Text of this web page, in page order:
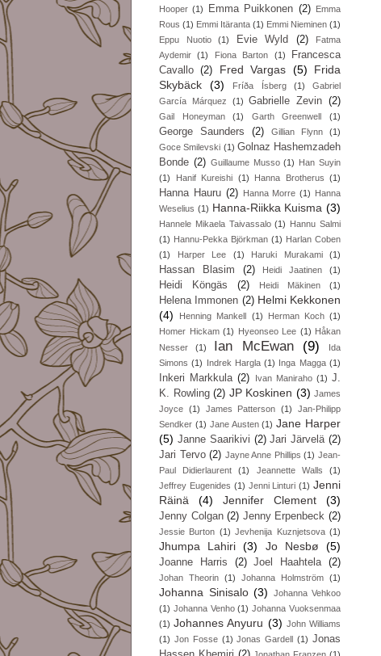
Hooper (1) Emma Puikkonen (2)
Emma
Rous (1) Emmi Itäranta (1) Emmi Nieminen (1)
Eppu Nuotio
(1) Evie Wyld (2)
Fatma
Aydemir
(1) Fiona Barton (1)
Francesca
Cavallo
(2) Fred Vargas (5)
Frida
Skybäck
(3) Fríða Ísberg (1)
Gabriel
García Márquez
(1) Gabrielle Zevin (2)
Gail Honeyman (1) Garth Greenwell (1)
George Saunders (2) Gillian Flynn
(1)
Goce Smilevski (1) Golnaz Hashemzadeh
Bonde (2) Guillaume Musso (1) Han Suyin
(1)
Hanif Kureishi (1) Hanna Brotherus (1)
Hanna Hauru (2) Hanna Morre (1) Hanna
Weselius (1) Hanna-Riikka Kuisma (3)
Hannele Mikaela Taivassalo (1) Hannu Salmi
(1) Hannu-Pekka Björkman (1) Harlan Coben
(1)
Harper Lee (1) Haruki Murakami (1)
Hassan Blasim (2) Heidi Jaatinen (1)
Heidi Köngäs (2) Heidi Mäkinen (1)
Helena Immonen (2) Helmi Kekkonen
(4)
Henning Mankell (1) Herman Koch (1)
Homer Hickam (1) Hyeonseo Lee (1) Håkan
Nesser
(1) Ian McEwan (9)
Ida
Simons (1) Indrek Hargla (1) Inga Magga (1)
Inkeri Markkula (2) Ivan Maniraho (1) J.
K. Rowling (2) JP Koskinen (3) James
Joyce (1) James Patterson (1)
Jan-Philipp
Sendker (1) Jane Austen (1) Jane Harper
(5) Janne Saarikivi (2) Jari Järvelä (2)
Jari Tervo (2) Jayne Anne Phillips (1) Jean-
Paul Didierlaurent
(1) Jeannette Walls
(1)
Jeffrey Eugenides (1) Jenni Linturi (1) Jenni
Räinä
(4) Jennifer Clement (3)
Jenny Colgan (2) Jenny Erpenbeck (2)
Jessie Burton (1) Jevhenija Kuznjetsova (1)
Jhumpa Lahiri (3) Jo Nesbø (5)
Joanne Harris (2) Joel Haahtela (2)
Johan Theorin (1) Johanna Holmström (1)
Johanna Sinisalo (3)
Johanna Vehkoo
(1) Johanna Venho (1) Johanna Vuoksenmaa
(1) Johannes Anyuru (3) John Williams
(1) Jon Fosse (1) Jonas Gardell (1) Jonas